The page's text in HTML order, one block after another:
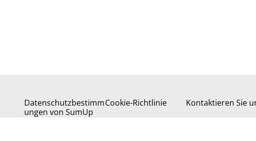
Datenschutzbestimm
ungen von SumUp
Cookie-Richtlinie Kontaktieren Sie